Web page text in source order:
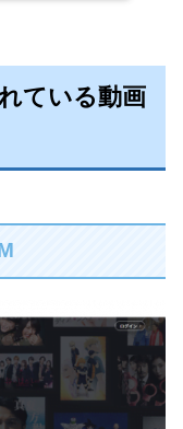
ている動画